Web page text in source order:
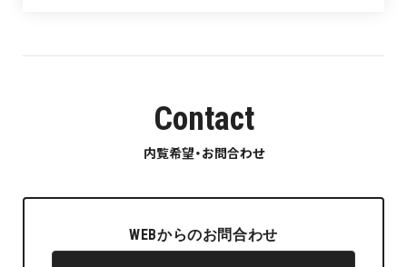
Contact
内覧希望・お問合わせ
WEBからのお問合わせ